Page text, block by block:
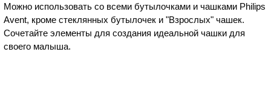
Можно использовать со всеми бутылочками и чашками Philips
Avent, кроме стеклянных бутылочек и "Взрослых" чашек.
Сочетайте элементы для создания идеальной чашки для
своего малыша.